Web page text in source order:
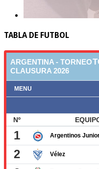
TABLA DE FUTBOL